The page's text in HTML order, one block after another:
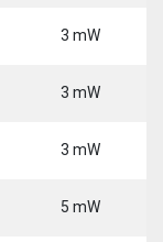
3 mW
3 mW
3 mW
5 mW